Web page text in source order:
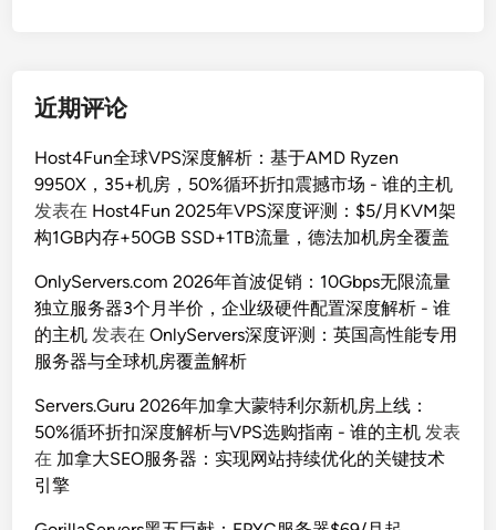
近期评论
Host4Fun全球VPS深度解析：基于AMD Ryzen
9950X，35+机房，50%循环折扣震撼市场 - 谁的主机
发表在 Host4Fun 2025年VPS深度评测：$5/月KVM架
构1GB内存+50GB SSD+1TB流量，德法加机房全覆盖
OnlyServers.com 2026年首波促销：10Gbps无限流量
独立服务器3个月半价，企业级硬件配置深度解析 - 谁
的主机 发表在OnlyServers深度评测：英国高性能专用
服务器与全球机房覆盖解析
Servers.Guru 2026年加拿大蒙特利尔新机房上线：
50%循环折扣深度解析与VPS选购指南 - 谁的主机 发表
在 加拿大SEO服务器：实现网站持续优化的关键技术
引擎